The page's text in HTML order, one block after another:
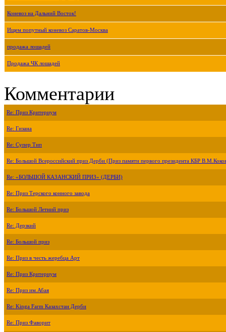
Коневоз на Дальний Восток!
Ищем попутный коневоз Саратов-Москва
продажа лошадей
Продажа ЧК лошадей
Комментарии
Re: Приз Критериум
Re: Гизана
Re: Супер Тип
Re: Большой Всероссийский приз Дерби (Приз памяти первого президента КБР
Re: «БОЛЬШОЙ КАЗАНСКИЙ ПРИЗ» (ДЕРБИ)
Re: Приз Терского конного завода
Re: Большой Летний приз
Re: Дерзкий
Re: Большой приз
Re: Приз в честь жеребца Арт
Re: Приз Критериум
Re: Приз им.Абая
Re: Kinga Farm Казахстан Дерби
Re: Приз Фаворит